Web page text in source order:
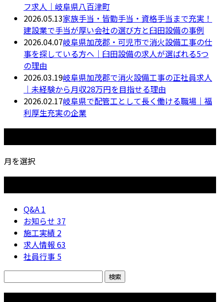
フ求人｜岐阜県八百津町
2026.05.13家族手当・皆勤手当・資格手当まで充実！
建設業で手当が厚い会社の選び方と臼田設備の事例
2026.04.07岐阜県加茂郡・可児市で消火設備工事の仕
事を探している方へ｜臼田設備の求人が選ばれる5つ
の理由
2026.03.19岐阜県加茂郡で消火設備工事の正社員求人
｜未経験から月収28万円を目指せる理由
2026.02.17岐阜県で配管工として長く働ける職場｜福
利厚生充実の企業
月を選択
Q&A 1
お知らせ 37
施工実績 2
求人情報 63
社員行事 5